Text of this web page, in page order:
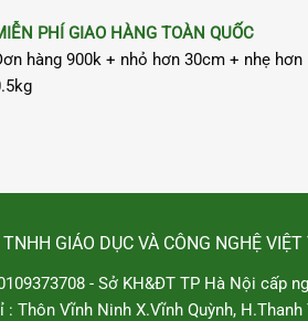
PHÍ GIAO HÀNG TOÀN QUỐC
hàng 900k + nhỏ hơn 30cm + nhẹ hơn
GIÁO DỤC VÀ CÔNG NGHỆ
- Sở KH&ĐT TP Hà Nội cấp
: Thôn Vĩnh Ninh X.Vĩnh Quỳnh, H.Thanh